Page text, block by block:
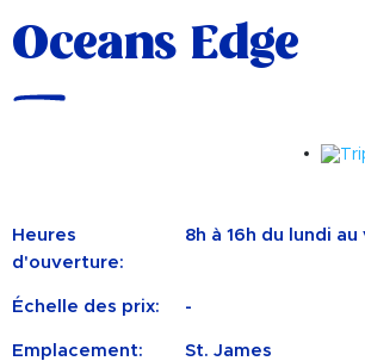
Oceans Edge
Heures
d'ouverture:
8h à 16h du lundi
Échelle des prix: -
Emplacement: St. James